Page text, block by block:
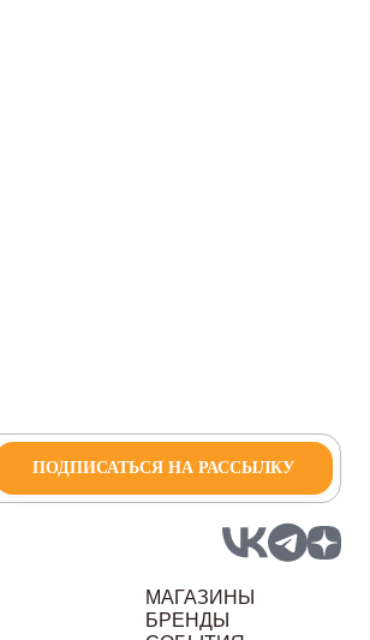
ПОДПИСАТЬСЯ НА РАССЫЛКУ
МАГАЗИНЫ
БРЕНДЫ